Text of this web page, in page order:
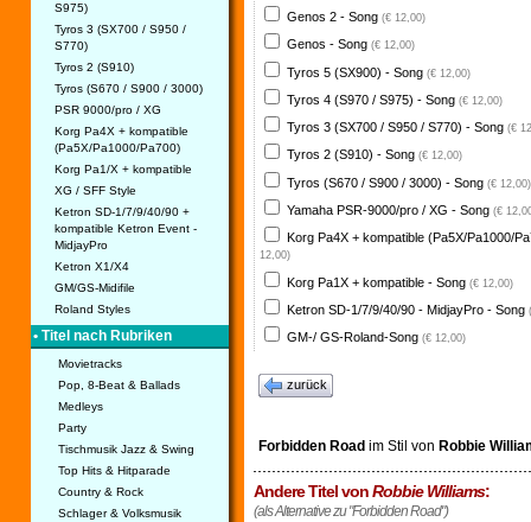
S975)
Tyros 3 (SX700 / S950 /
S770)
Tyros 2 (S910)
Tyros (S670 / S900 / 3000)
PSR 9000/pro / XG
Korg Pa4X + kompatible
(Pa5X/Pa1000/Pa700)
Korg Pa1/X + kompatible
XG / SFF Style
Ketron SD-1/7/9/40/90 +
kompatible Ketron Event -
MidjayPro
Ketron X1/X4
GM/GS-Midifile
Roland Styles
• Titel nach Rubriken
Movietracks
Pop, 8-Beat & Ballads
Medleys
Party
Tischmusik Jazz & Swing
Top Hits & Hitparade
Country & Rock
Schlager & Volksmusik
Genos 2 - Song (€ 12,00)
Genos - Song (€ 12,00)
Tyros 5 (SX900) - Song (€ 12,00)
Tyros 4 (S970 / S975) - Song (€ 12,00)
Tyros 3 (SX700 / S950 / S770) - Song (€
Tyros 2 (S910) - Song (€ 12,00)
Tyros (S670 / S900 / 3000) - Song (€ 12,00)
Yamaha PSR-9000/pro / XG - Song (€
Korg Pa4X + kompatible (Pa5X/Pa1000/
12,00)
Korg Pa1X + kompatible - Song (€ 12,00)
Ketron SD-1/7/9/40/90 - MidjayPro - Song
GM-/ GS-Roland-Song (€ 12,00)
zurück
Forbidden Road im Stil von Robbie
Andere Titel vonRobbie Williams:
(als Alternative zu "Forbidden Road")